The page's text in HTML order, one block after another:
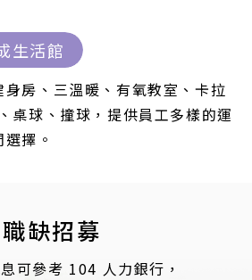
生活館
身房、三溫暖、有氧教室、卡拉
桌球、撞球，提供員工多樣的運
擇。
職缺招募
可參考 104 人力銀行，